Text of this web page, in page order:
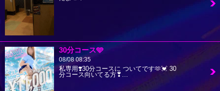
30分コース🩵
08/08 08:35
私専用❣️30分コースに ついてです🫶💓 30
分コース向いてる方❣…